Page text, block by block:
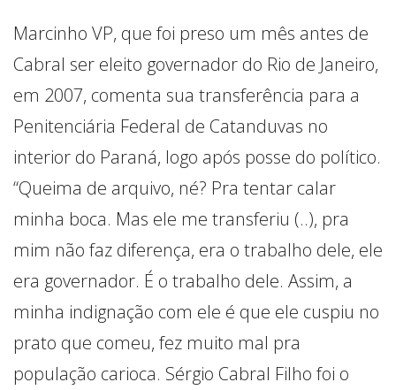
Marcinho VP, que foi preso um mês antes de
Cabral ser eleito governador do Rio de Janeiro,
em 2007, comenta sua transferência para a
Penitenciária Federal de Catanduvas no
interior do Paraná, logo após posse do político.
“Queima de arquivo, né? Pra tentar calar
minha boca. Mas ele me transferiu (..), pra
mim não faz diferença, era o trabalho dele, ele
era governador. É o trabalho dele. Assim, a
minha indignação com ele é que ele cuspiu no
prato que comeu, fez muito mal pra
população carioca. Sérgio Cabral Filho foi o